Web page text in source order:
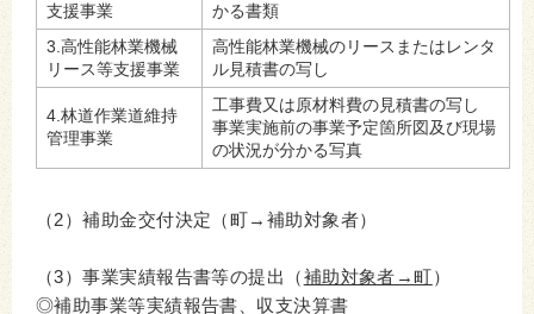
支援事業
かる書類
3.高性能林業機械
リース等支援事業
高性能林業機械のリースまたはレンタ
ル見積書の写し
4.林道作業道維持
管理事業
工事費又は原材料費の見積書の写し
事業実施前の事業予定箇所図及び現場
の状況が分かる写真
（2）補助金交付決定（町→補助対象者）
（3）事業実績報告書等の提出（補助対象者→町）
◎補助事業等実績報告書、収支決算書